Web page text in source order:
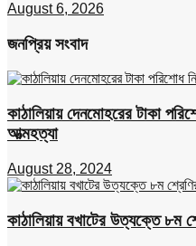
August 6, 2026
জনপ্রিয় সংবাদ
কাঠালিয়ায় দেনমোহরের টাকা
আত্মহত্যা
August 28, 2024
কাঠালিয়ায় বখাটের উত্যক্তে ৮ম